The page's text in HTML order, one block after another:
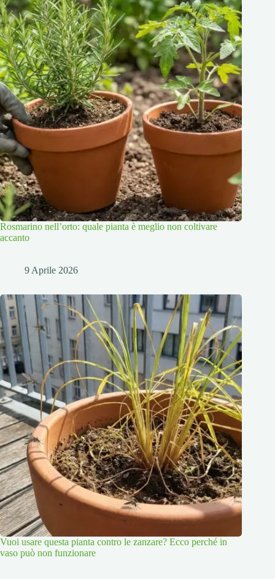
Rosmarino nell’orto: quale pianta è meglio non coltivare
accanto
9 Aprile 2026
Vuoi usare questa pianta contro le zanzare? Ecco perché in
vaso può non funzionare